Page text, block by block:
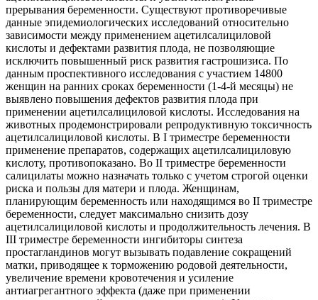
прерывания беременности. Существуют противоречивые
данные эпидемиологических исследований относительно
зависимости между применением ацетилсалициловой
кислоты и дефектами развития плода, не позволяющие
исключить повышенный риск развития гастрошизиса. По
данным проспективного исследования с участием 14800
женщин на ранних сроках беременности (1-4-й месяцы) не
выявлено повышения дефектов развития плода при
применении ацетилсалициловой кислоты. Исследования на
животных продемонстрировали репродуктивную токсичность
ацетилсалициловой кислоты. В I триместре беременности
применение препаратов, содержащих ацетилсалициловую
кислоту, противопоказано. Во II триместре беременности
салицилаты можно назначать только с учетом строгой оценки
риска и пользы для матери и плода. Женщинам,
планирующим беременность или находящимся во II триместре
беременности, следует максимально снизить дозу
ацетилсалициловой кислоты и продолжительность лечения. В
III триместре беременности ингибиторы синтеза
простагландинов могут вызывать подавление сокращений
матки, приводящее к торможению родовой деятельности,
увеличение времени кровотечения и усиление
антиагрегантного эффекта (даже при применении